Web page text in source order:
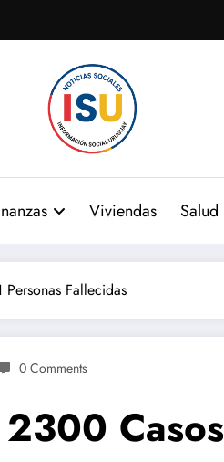
Viviendas Salud
Fallecidas
0 Comments